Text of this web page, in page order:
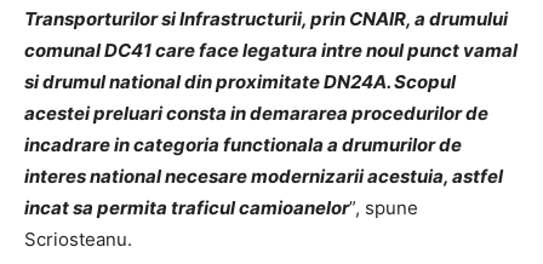
Transporturilor si Infrastructurii, prin CNAIR, a drumului
comunal DC41 care face legatura intre noul punct vamal
si drumul national din proximitate DN24A. Scopul
acestei preluari consta in demararea procedurilor de
incadrare in categoria functionala a drumurilor de
interes national necesare modernizarii acestuia, astfel
incat sa permita traficul camioanelor”, spune
Scriosteanu.